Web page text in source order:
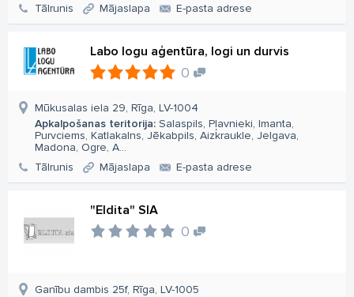
Tālrunis
Mājaslapa E-pasta adrese
Labo logu aģentūra, logi un durvis
0
Mūkusalas iela 29, Rīga, LV-1004
Apkalpošanas teritorija: Salaspils, Pļavnieki, Imanta,
Purvciems, Katlakalns, Jēkabpils, Aizkraukle, Jelgava,
Madona, Ogre, A...
Tālrunis
Mājaslapa E-pasta adrese
"Eldita" SIA
0
Ganību dambis 25f, Rīga, LV-1005